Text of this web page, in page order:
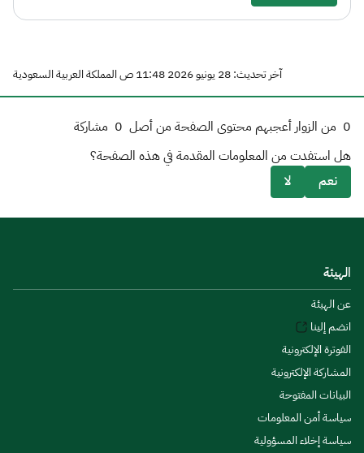
آخر تحديث: 28 يونيو 2026 11:48 ص المملكة العربية السعودية
0 من الزوار أعجبهم محتوى الصفحة من أصل 0 مشاركة
هل استفدت من المعلومات المقدمة في هذه الصفحة؟
نعم
لا
الهيئة
عن الهيئة
انضم إلينا
الفوترة الإلكترونية
المشاركة الإلكترونية
البيانات المفتوحة
سياسة أمن المعلومات
سياسة إخلاء المسؤولية